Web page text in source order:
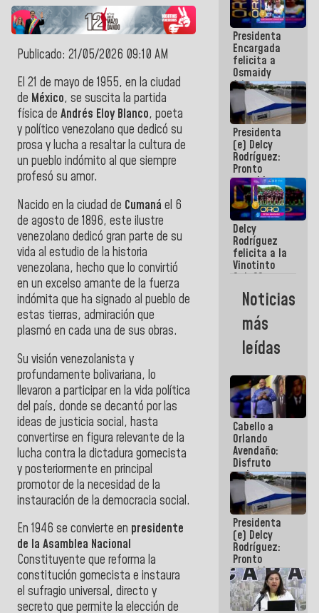
Publicado: 21/05/2026 09:10 AM
El 21 de mayo de 1955, en la ciudad
de México, se suscita la partida
física de Andrés Eloy Blanco, poeta
y político venezolano que dedicó su
prosa y lucha a resaltar la cultura de
un pueblo indómito al que siempre
profesó su amor.
Nacido en la ciudad de Cumaná el 6
de agosto de 1896, este ilustre
venezolano dedicó gran parte de su
vida al estudio de la historia
venezolana, hecho que lo convirtió
en un excelso amante de la fuerza
indómita que ha signado al pueblo de
estas tierras, admiración que
plasmó en cada una de sus obras.
Su visión venezolanista y
profundamente bolivariana, lo
llevaron a participar en la vida política
del país, donde se decantó por las
ideas de justicia social, hasta
convertirse en figura relevante de la
lucha contra la dictadura gomecista
y posteriormente en principal
promotor de la necesidad de la
instauración de la democracia social.
En 1946 se convierte en presidente
de la Asamblea Nacional
Constituyente que reforma la
constitución gomecista e instaura
el sufragio universal, directo y
secreto que permite la elección de
ejecución de
fondos de
emergencia
post-sismos
Presidenta
Encargada
felicita a
Osmaidy
Arias y
Giraly
Marcano por
hacer
historia en
los
Centroamericanos
Presidenta
(e) Delcy
Rodríguez:
Pronto
restableceremos
las
operaciones
en el
Aeropuerto
Internacional
de
Maiquetía
Delcy
Rodríguez
felicita a la
Vinotinto
Sub 20
campeona
frente
México Sub
23 en los
Centroamericanos
Noticias
más
leídas
Cabello a
Orlando
Avendaño:
Disfruto
cada vez
que escribes
porque lo
que haces
es
embarrarla
Presidenta
(e) Delcy
Rodríguez:
Pronto
restableceremos
las
operaciones
en el